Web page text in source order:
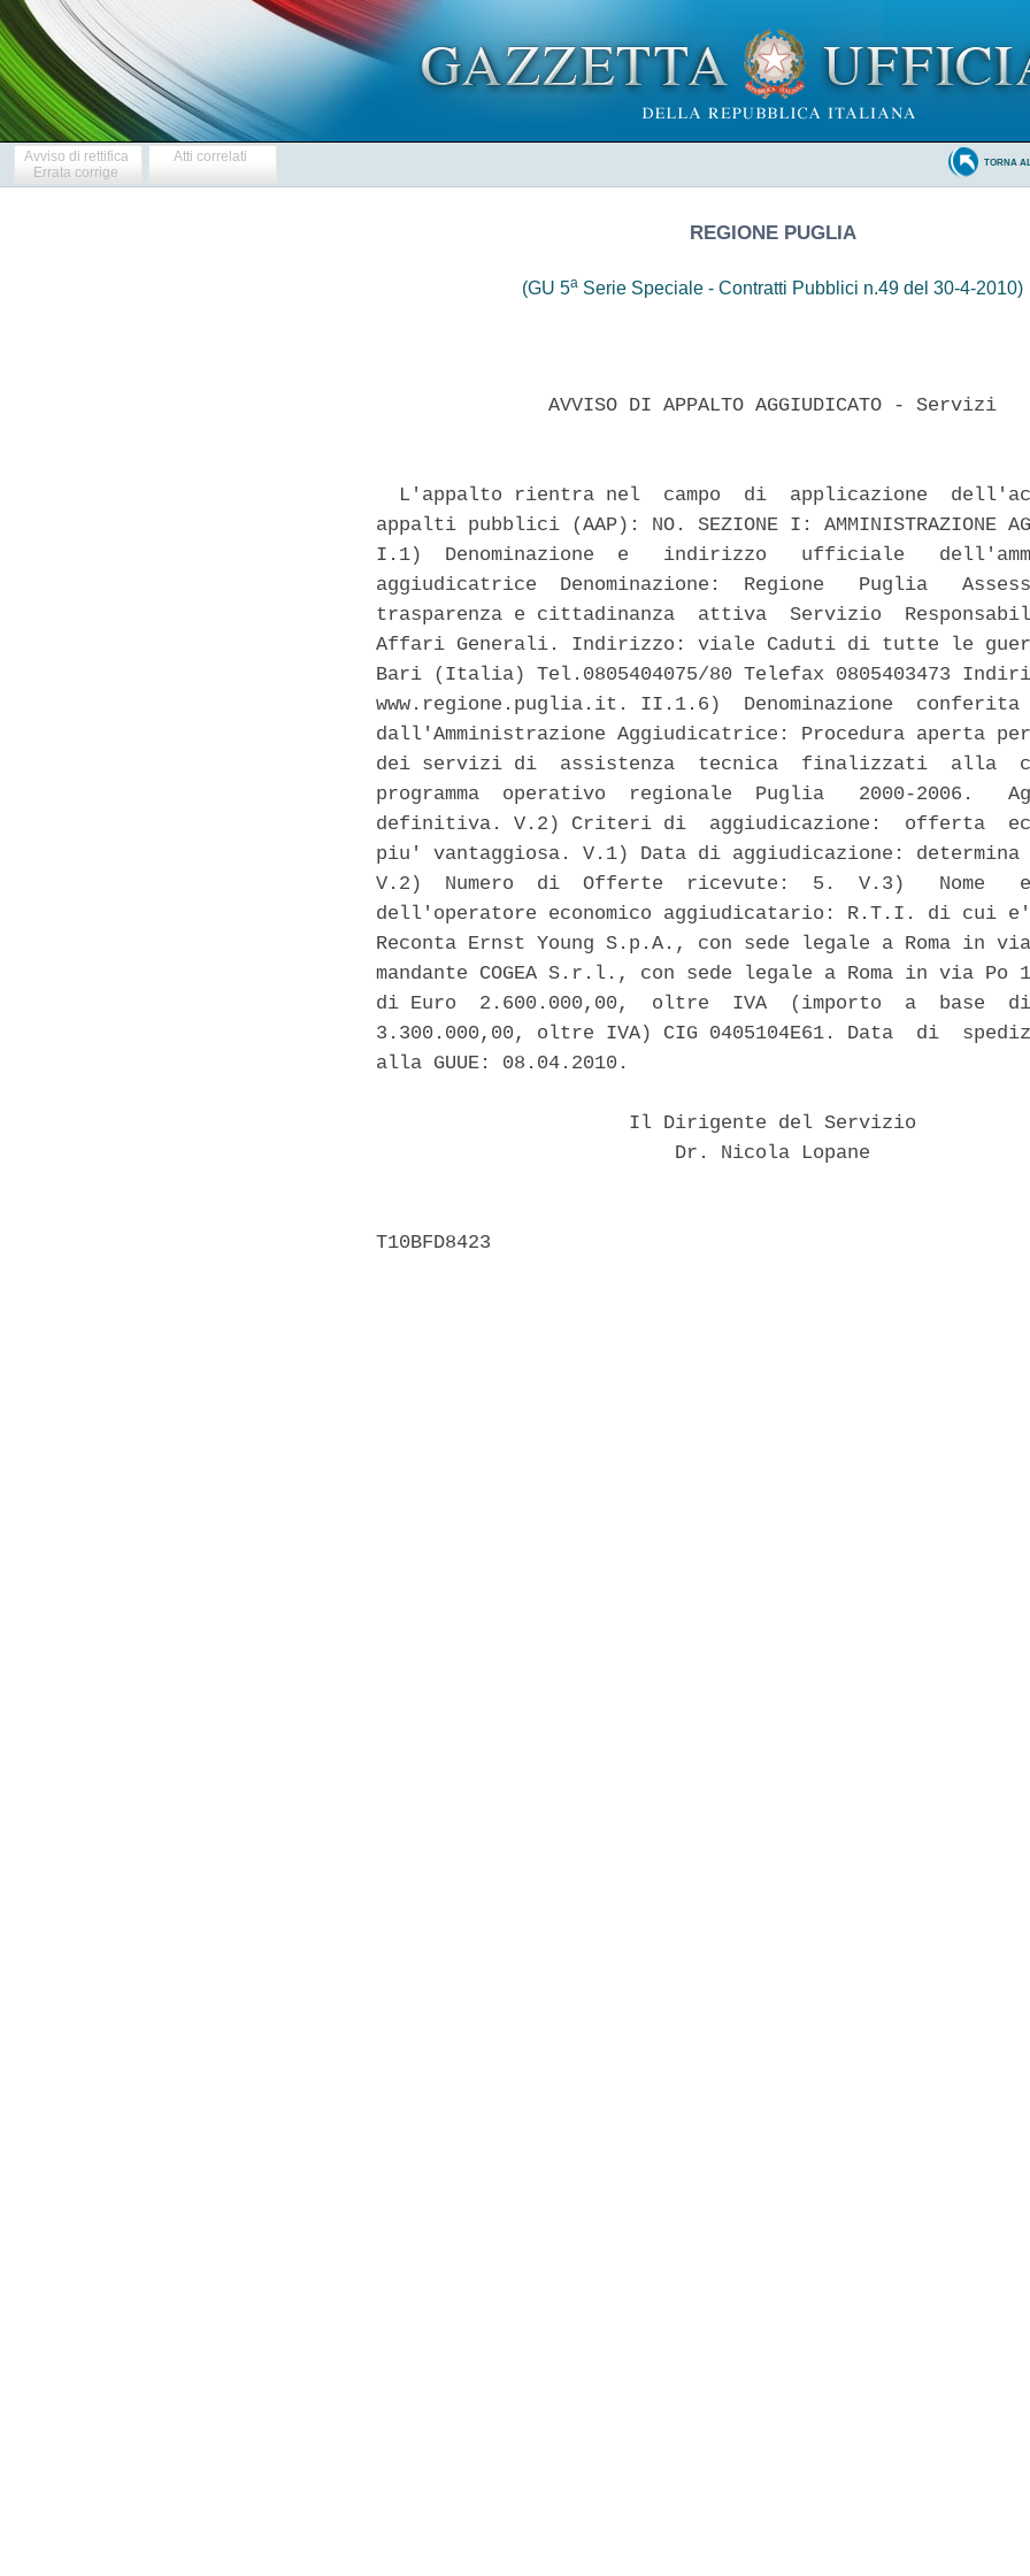
Avviso di rettifica
Errata corrige
Atti correlati TORNA
REGIONE PUGLIA
(GU 5a Serie Speciale - Contratti Pubblici n.49 del 30-4-2010)
               AVVISO DI APPALTO AGGIUDICATO - Servizi
L'appalto rientra nel  campo  di  applicazione
appalti pubblici (AAP): NO. SEZIONE I: AMMINISTRAZIONE
I.1)  Denominazione  e   indirizzo   ufficiale
aggiudicatrice  Denominazione:  Regione   Puglia
trasparenza e cittadinanza  attiva  Servizio
Affari Generali. Indirizzo: viale Caduti di tutte le
Bari (Italia) Tel.0805404075/80 Telefax 0805403473
www.regione.puglia.it. II.1.6)  Denominazione
dall'Amministrazione Aggiudicatrice: Procedura aperta
dei servizi di  assistenza  tecnica  finalizzati  alla
programma  operativo  regionale  Puglia   2000-2006.
definitiva. V.2) Criteri di  aggiudicazione:  offerta
piu' vantaggiosa. V.1) Data di aggiudicazione: determina
V.2)  Numero  di  Offerte  ricevute:  5.  V.3)   Nome
dell'operatore economico aggiudicatario: R.T.I. di cui e'
Reconta Ernst Young S.p.A., con sede legale a Roma in
mandante COGEA S.r.l., con sede legale a Roma in via Po
di Euro  2.600.000,00,  oltre  IVA  (importo  a  base
3.300.000,00, oltre IVA) CIG 0405104E61. Data  di
alla GUUE: 08.04.2010.
                      Il Dirigente del Servizio
                          Dr. Nicola Lopane